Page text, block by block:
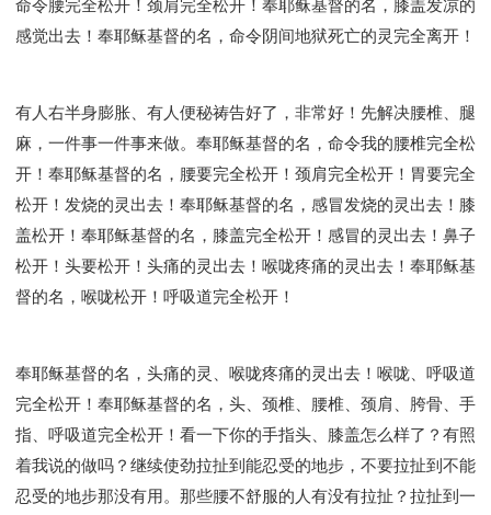
命令腰完全松开！颈肩完全松开！奉耶稣基督的名，膝盖发凉的
感觉出去！奉耶稣基督的名，命令阴间地狱死亡的灵完全离开！
有人右半身膨胀、有人便秘祷告好了，非常好！先解决腰椎、腿
麻，一件事一件事来做。奉耶稣基督的名，命令我的腰椎完全松
开！奉耶稣基督的名，腰要完全松开！颈肩完全松开！胃要完全
松开！发烧的灵出去！奉耶稣基督的名，感冒发烧的灵出去！膝
盖松开！奉耶稣基督的名，膝盖完全松开！感冒的灵出去！鼻子
松开！头要松开！头痛的灵出去！喉咙疼痛的灵出去！奉耶稣基
督的名，喉咙松开！呼吸道完全松开！
奉耶稣基督的名，头痛的灵、喉咙疼痛的灵出去！喉咙、呼吸道
完全松开！奉耶稣基督的名，头、颈椎、腰椎、颈肩、胯骨、手
指、呼吸道完全松开！看一下你的手指头、膝盖怎么样了？有照
着我说的做吗？继续使劲拉扯到能忍受的地步，不要拉扯到不能
忍受的地步那没有用。那些腰不舒服的人有没有拉扯？拉扯到一